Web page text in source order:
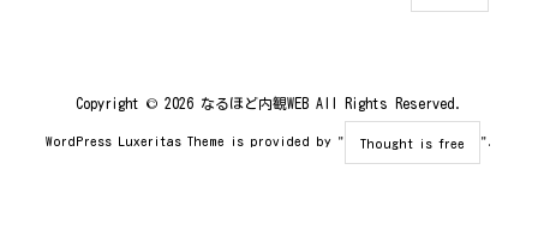
Copyright © 2026 なるほど内観WEB All Rights Reserved.
WordPress Luxeritas Theme is provided by " Thought is free ".